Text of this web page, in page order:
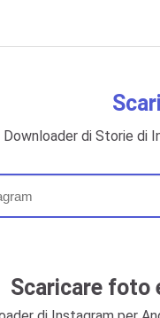
Downloader di Storie di
Scaricare foto